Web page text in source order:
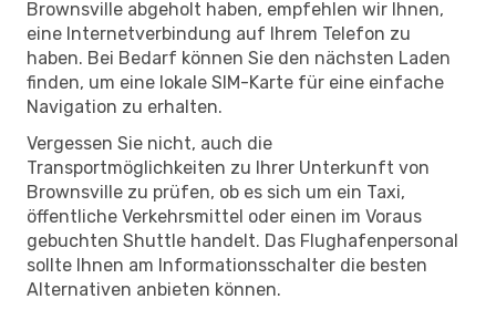
Brownsville abgeholt haben, empfehlen wir Ihnen,
eine Internetverbindung auf Ihrem Telefon zu
haben. Bei Bedarf können Sie den nächsten Laden
finden, um eine lokale SIM-Karte für eine einfache
Navigation zu erhalten.
Vergessen Sie nicht, auch die
Transportmöglichkeiten zu Ihrer Unterkunft von
Brownsville zu prüfen, ob es sich um ein Taxi,
öffentliche Verkehrsmittel oder einen im Voraus
gebuchten Shuttle handelt. Das Flughafenpersonal
sollte Ihnen am Informationsschalter die besten
Alternativen anbieten können.